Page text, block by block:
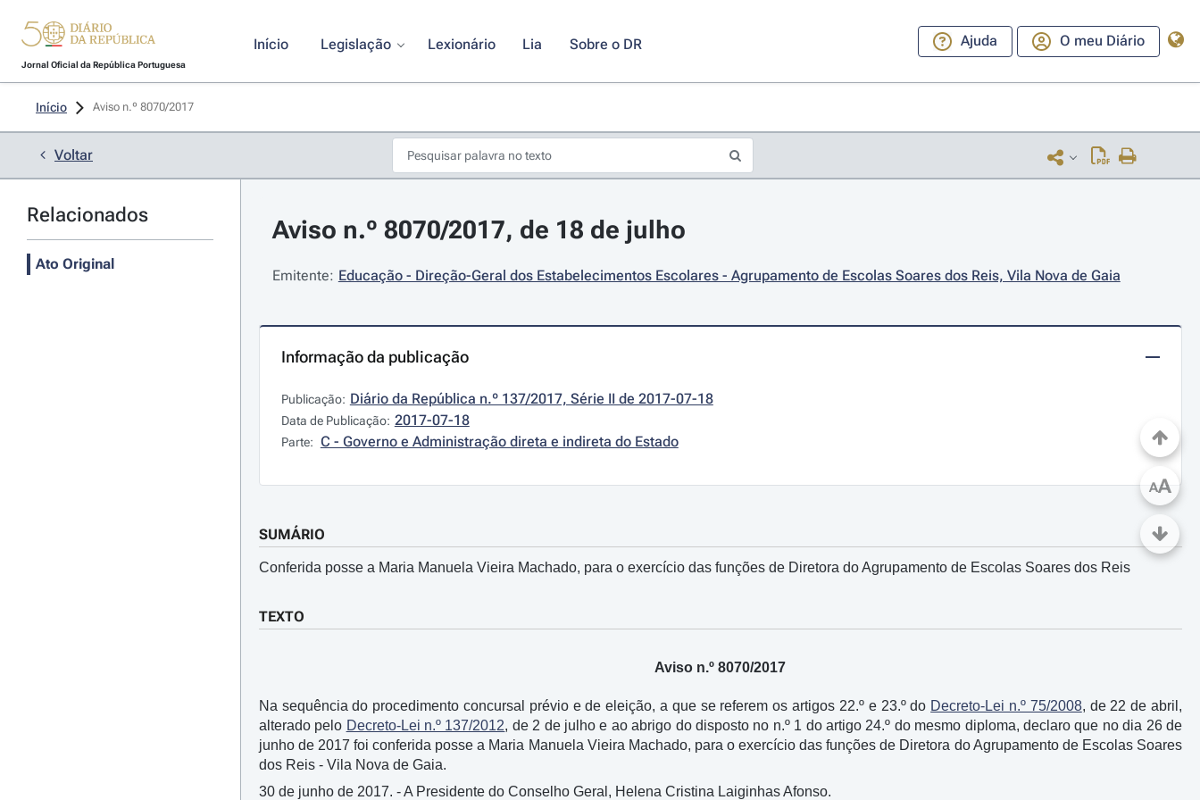
Jornal Oficial da República Portuguesa
Início Legislação Lexionário Lia Sobre o DR Ajuda O meu Diário
Início Aviso n.º 8070/2017
Voltar
Relacionados
Ato Original
Aviso n.º 8070/2017, de 18 de julho
Emitente: Educação - Direção-Geral dos Estabelecimentos Escolares - Agrupamento de Escolas Soares dos Reis, Vila Nova de Gaia
Informação da publicação
Publicação: Diário da República n.º 137/2017, Série II de 2017-07-18
Data de Publicação: 2017-07-18
Parte: C - Governo e Administração direta e indireta do Estado
SUMÁRIO
Conferida posse a Maria Manuela Vieira Machado, para o exercício das funções de Diretora do Agrupamento de Escolas Soares dos Reis
TEXTO
Aviso n.º 8070/2017
Na sequência do procedimento concursal prévio e de eleição, a que se referem os artigos 22.º e 23.º do Decreto-Lei n.º 75/2008, de 22 de abril,
alterado pelo Decreto-Lei n.º 137/2012, de 2 de julho e ao abrigo do disposto no n.º 1 do artigo 24.º do mesmo diploma, declaro que no dia 26 de
junho de 2017 foi conferida posse a Maria Manuela Vieira Machado, para o exercício das funções de Diretora do Agrupamento de Escolas Soares
dos Reis - Vila Nova de Gaia.
30 de junho de 2017. - A Presidente do Conselho Geral, Helena Cristina Laiginhas Afonso.
AA